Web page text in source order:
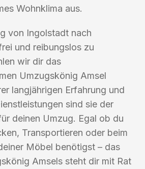
Wohnklima aus.
von Ingolstadt nach
und reibungslos zu
wir dir das
Umzugskönig Amsel
langjährigen Erfahrung und
sind sie der
deinen Umzug. Egal ob du
Transportieren oder beim
Möbel benötigst – das
Amsels steht dir mit Rat